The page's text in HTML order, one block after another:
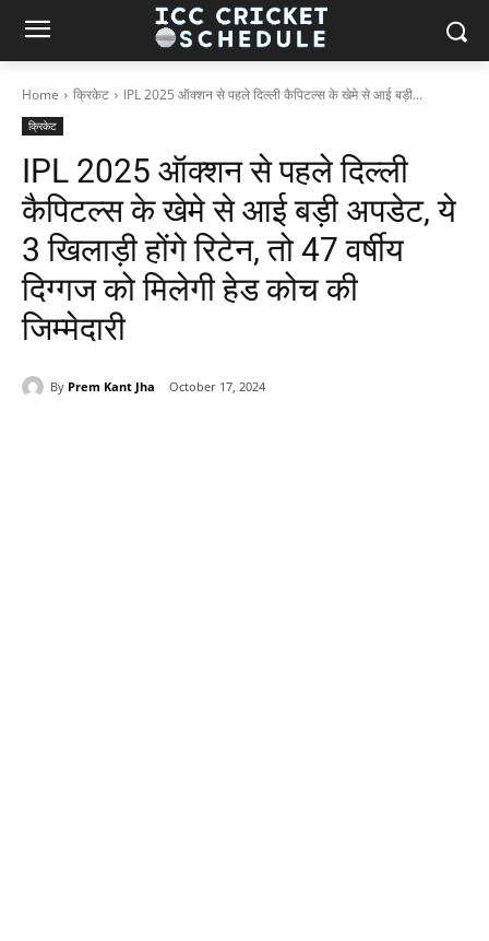
Home क्रिकेट IPL 2025 ऑक्शन से पहले दिल्ली कैपिटल्स के खेमे से आई बड़ी...
क्रिकेट
IPL 2025 ऑक्शन से पहले दिल्ली
कैपिटल्स के खेमे से आई बड़ी अपडेट, ये
3 खिलाड़ी होंगे रिटेन, तो 47 वर्षीय
दिग्गज को मिलेगी हेड कोच की
जिम्मेदारी
By Prem Kant Jha October 17, 2024